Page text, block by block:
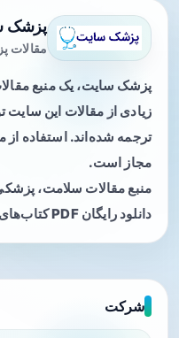
پزشک
مقالات
پزشک سایت، یک منبع
زیادی از مقالات این
ترجمه شده‌اند. استفاده از
مجاز است.
منبع مقالات سلامت،
دانلود رایگان PDF کتاب‌های پزشکی.
شرکت